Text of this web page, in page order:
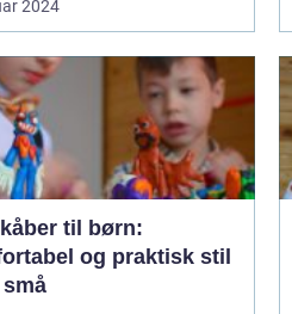
2024
til børn:
og praktisk stil